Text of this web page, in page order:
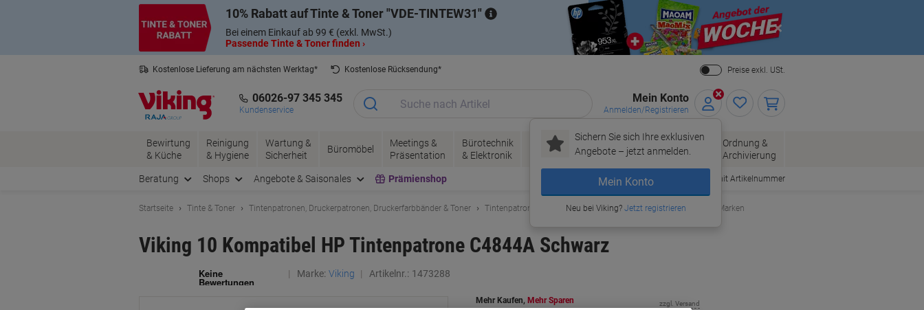
10% Rabatt auf Tinte & Toner VDE-TINTEW31
Bei einem Einkauf ab 99 € (exkl. MwSt.)
Passende Tinte & Toner finden ›
Close
Kostenlose Lieferung am nächsten Werktag*
Kostenlose Rücksendung*
Preise exkl. USt.
06026-97 345 345
Kundenservice
Mein Konto
Anmelden/Registrieren
Sichern Sie sich Ihre exklusiven
Angebote – jetzt anmelden.
Mein Konto
Neu bei Viking?Jetzt registrieren
Bewirtung
& Küche
Reinigung
& Hygiene
Wartung &
Sicherheit
Büromöbel
Meetings &
Präsentation
Bürotechnik
& Elektronik
Tinte &
Toner
Papier, Versand
& Pakete
Bürobedarf
Ordnung &
Archivierung
Beratung Shops Angebote & Saisonales Prämienshop Bestellen mit Artikelnummer
Startseite Tinte & Toner Tintenpatronen, Druckerpatronen, Druckerfarbbänder & Toner Tintenpatronen Viking Tintenpatronen & Andere Kompatible Marken
Viking 10 Kompatibel HP Tintenpatrone C4844A Schwarz
Marke: Viking Artikelnr.: 1473288
Mehr Kaufen, Mehr Sparen zzgl. Versand